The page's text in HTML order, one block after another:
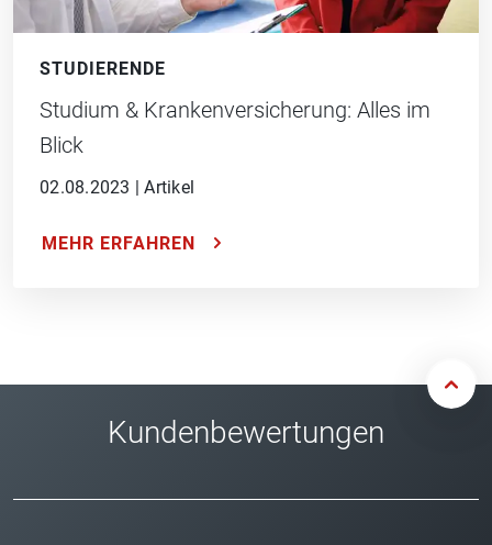
STUDIERENDE
Studium & Krankenversicherung: Alles im
Blick
02.08.2023 |Artikel
MEHR ERFAHREN
Kundenbewertungen